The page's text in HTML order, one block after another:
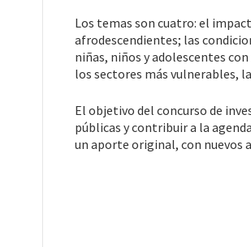
Los temas son cuatro: el
afrodescendientes; las
niñas, niños y adolescentes
los sectores más vulnerables,
El objetivo del concurso de
públicas y contribuir a la
un aporte original, con nuevos